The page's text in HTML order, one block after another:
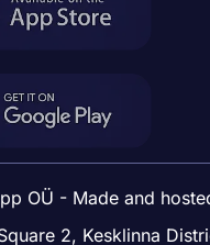
OÜ - Made and
2, Kesklinna